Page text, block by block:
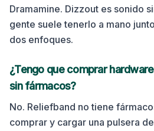
Dramamine. Dizzout es sonido
gente suele tenerlo a mano
dos enfoques.
¿Tengo que comprar
sin fármacos?
No. Reliefband no tiene
comprar y cargar una pulsera